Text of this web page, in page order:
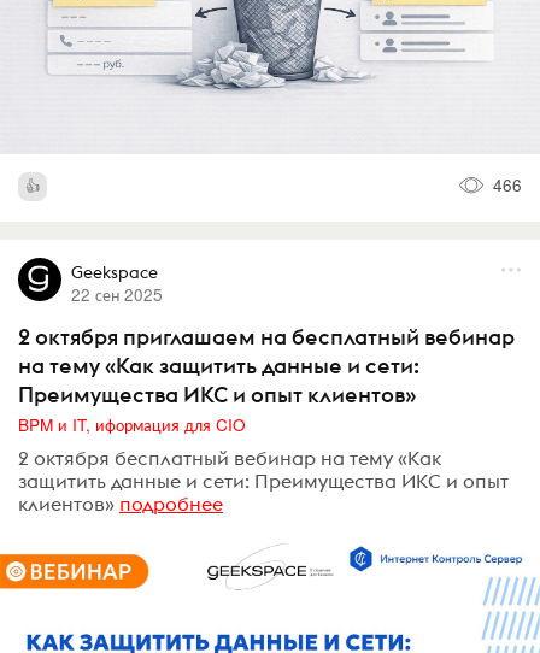
466
Geekspace
22 сен 2025
2 октября приглашаем на бесплатный вебинар
на тему «Как защитить данные и сети:
Преимущества ИКС и опыт клиентов»
BPM и IT, иформация для CIO
2 октября бесплатный вебинар на тему «Как
защитить данные и сети: Преимущества ИКС и опыт
клиентов» подробнее